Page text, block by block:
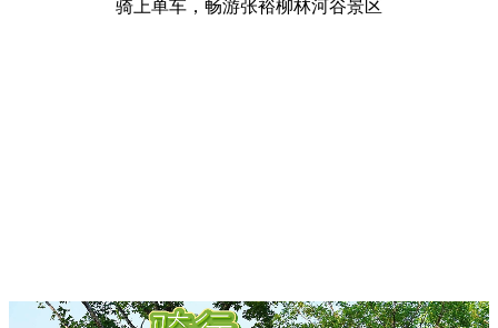
骑上单车，畅游张裕柳林河谷景区